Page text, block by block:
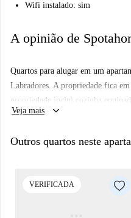
Wifi instalado: sim
A opinião de
Quartos para alugar em um
Labradores. A propriedade fica
propriedade inclui cozinha
Veja mais
keyboard_arrow_down
Outros quartos neste
VERIFICADA